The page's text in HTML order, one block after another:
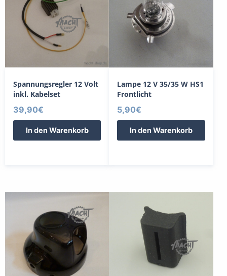
Spannungsregler 12 Volt
inkl. Kabelset
39,90€
In den Warenkorb
Lampe 12 V 35/35 W HS1
Frontlicht
5,90€
In den Warenkorb